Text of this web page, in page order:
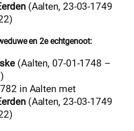
(Aalten, 23-03-1749
en 2e echtgenoot:
(Aalten, 07-01-1748 –
in Aalten met
(Aalten, 23-03-1749